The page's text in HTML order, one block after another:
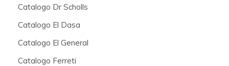
Catalogo Dr Scholls
Catalogo El Dasa
Catalogo El General
Catalogo Ferreti